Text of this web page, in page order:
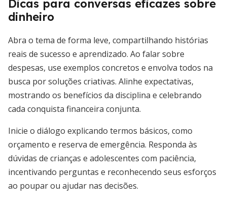
Dicas para conversas eficazes sobre
dinheiro
Abra o tema de forma leve, compartilhando histórias
reais de sucesso e aprendizado. Ao falar sobre
despesas, use exemplos concretos e envolva todos na
busca por soluções criativas. Alinhe expectativas,
mostrando os benefícios da disciplina e celebrando
cada conquista financeira conjunta.
Inicie o diálogo explicando termos básicos, como
orçamento e reserva de emergência. Responda às
dúvidas de crianças e adolescentes com paciência,
incentivando perguntas e reconhecendo seus esforços
ao poupar ou ajudar nas decisões.